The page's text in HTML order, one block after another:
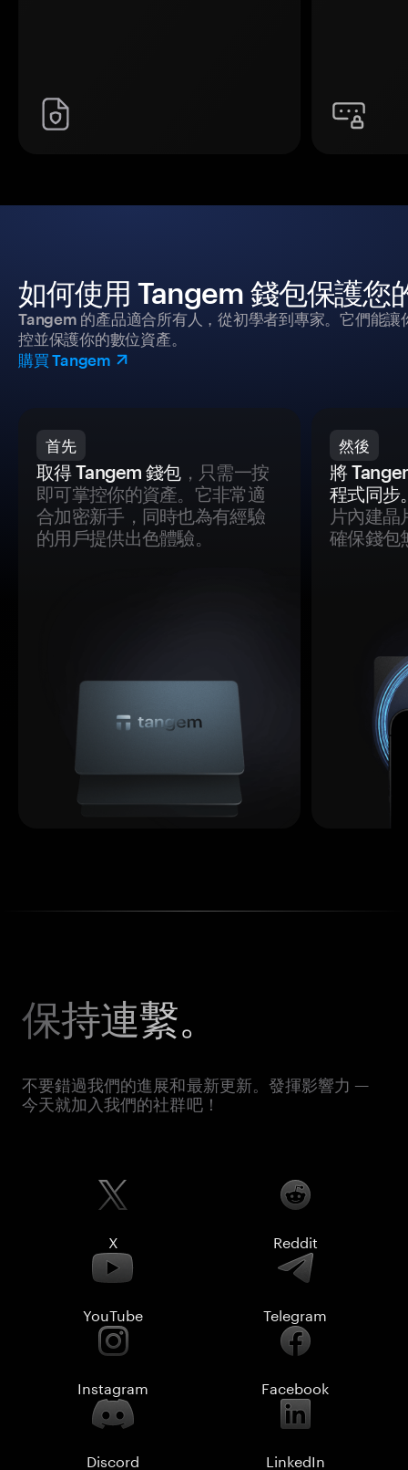
如何使用 Tangem 錢包保護您
Tangem 的產品適合所有人，從初學者到專家。它們能
控並保護你的數位資產。
購買 Tangem
首先
取得 Tangem 錢包，只需一按
即可掌控你的資產。它非常適
合加密新手，同時也為有經驗
的用戶提供出色體驗。
然後
將
程式同步
片內建晶
確保錢包
保持連繫。
不要錯過我們的進展和最新更新。發揮影響力 —
今天就加入我們的社群吧！
X Reddit
YouTube Telegram
Instagram Facebook
Discord LinkedIn